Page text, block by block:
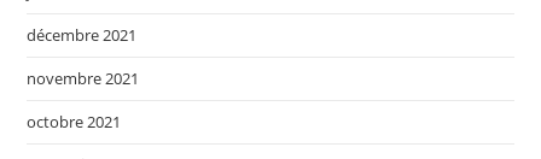
décembre 2021
novembre 2021
octobre 2021